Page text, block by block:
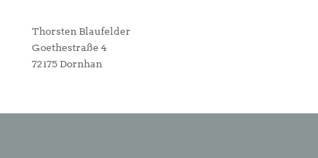
Thorsten Blaufelder
Goethestraße 4
72175 Dornhan